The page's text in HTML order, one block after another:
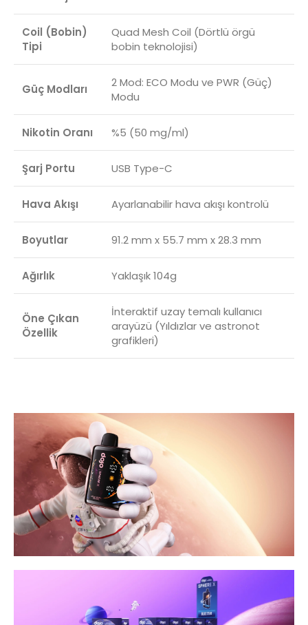
Coil (Bobin)
Tipi
Quad Mesh Coil (Dörtlü örgü
bobin teknolojisi)
Güç Modları
2 Mod: ECO Modu ve PWR (Güç)
Modu
Nikotin Oranı %5 (50 mg/ml)
Şarj Portu USB Type-C
Hava Akışı Ayarlanabilir hava akışı kontrolü
Boyutlar 91.2 mm x 55.7 mm x 28.3 mm
Ağırlık Yaklaşık 104g
Öne Çıkan
Özellik
İnteraktif uzay temalı kullanıcı
arayüzü (Yıldızlar ve astronot
grafikleri)